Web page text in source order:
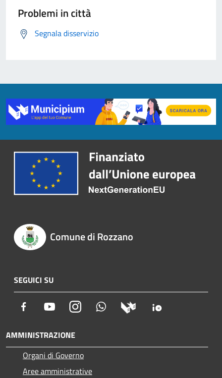
Problemi in città
Segnala disservizio
Comune di Rozzano
SEGUICI SU
Facebook YoutubeInstagram Whatsapp
AMMINISTRAZIONE
Organi di Governo
Aree amministrative